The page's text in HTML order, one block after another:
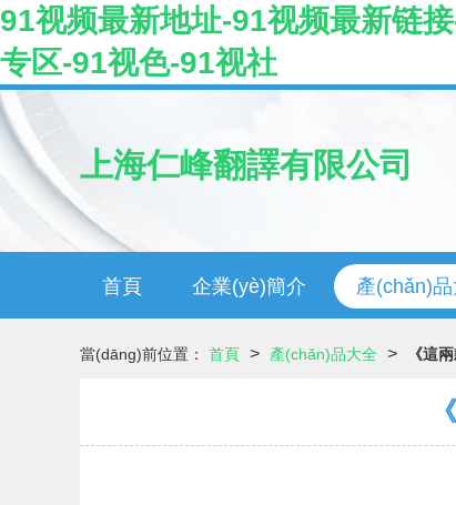
91视频最新地址-91视频最新链
专区-91视色-91视社
上海仁峰翻譯有限公司
首頁 企業(yè)簡介 產(chǎn)
當(dāng)前位置： 首頁 > 產(chǎn)品大全 > 《這